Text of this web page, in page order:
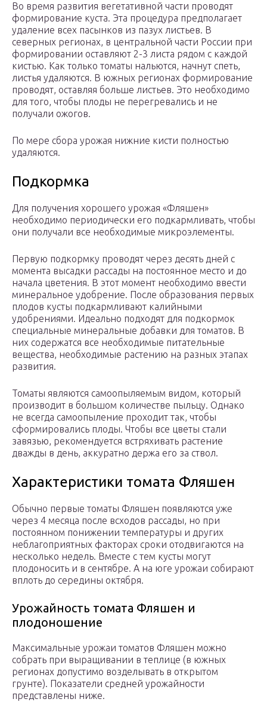
Во время развития вегетативной части проводят
формирование куста. Эта процедура предполагает
удаление всех пасынков из пазух листьев. В
северных регионах, в центральной части России при
формировании оставляют 2-3 листа рядом с каждой
кистью. Как только томаты нальются, начнут спеть,
листья удаляются. В южных регионах формирование
проводят, оставляя больше листьев. Это необходимо
для того, чтобы плоды не перегревались и не
получали ожогов.
По мере сбора урожая нижние кисти полностью
удаляются.
Подкормка
Для получения хорошего урожая «Фляшен»
необходимо периодически его подкармливать, чтобы
они получали все необходимые микроэлементы.
Первую подкормку проводят через десять дней с
момента высадки рассады на постоянное место и до
начала цветения. В этот момент необходимо ввести
минеральное удобрение. После образования первых
плодов кусты подкармливают калийными
удобрениями. Идеально подходят для подкормок
специальные минеральные добавки для томатов. В
них содержатся все необходимые питательные
вещества, необходимые растению на разных этапах
развития.
Томаты являются самоопыляемым видом, который
производит в большом количестве пыльцу. Однако
не всегда самоопыление проходит так, чтобы
сформировались плоды. Чтобы все цветы стали
завязью, рекомендуется встряхивать растение
дважды в день, аккуратно держа его за ствол.
Характеристики томата Фляшен
Обычно первые томаты Фляшен появляются уже
через 4 месяца после всходов рассады, но при
постоянном понижении температуры и других
неблагоприятных факторах сроки отодвигаются на
несколько недель. Вместе с тем кусты могут
плодоносить и в сентябре. А на юге урожаи собирают
вплоть до середины октября.
Урожайность томата Фляшен и
плодоношение
Максимальные урожаи томатов Фляшен можно
собрать при выращивании в теплице (в южных
регионах допустимо возделывать в открытом
грунте). Показатели средней урожайности
представлены ниже.